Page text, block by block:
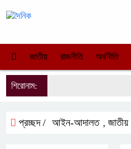
জাতীয় রাজনীতি অর্থনীতি
শিরোনাম:
প্রচ্ছদ / আইন-আদালত , জাতীয়